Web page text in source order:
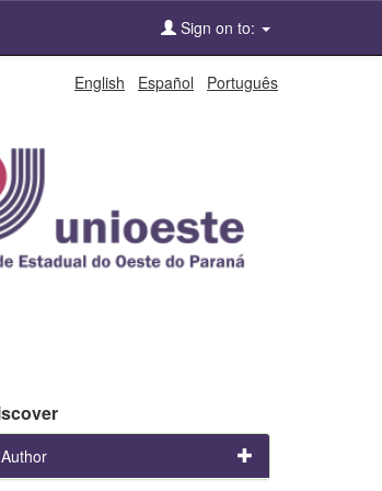
Sign on to:
English Español Português
Author